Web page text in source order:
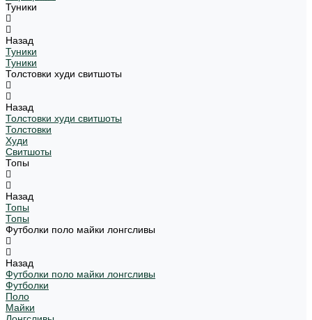
Туники
Назад
Туники
Туники
Толстовки худи свитшоты
Назад
Толстовки худи свитшоты
Толстовки
Худи
Свитшоты
Топы
Назад
Топы
Топы
Футболки поло майки лонгсливы
Назад
Футболки поло майки лонгсливы
Футболки
Поло
Майки